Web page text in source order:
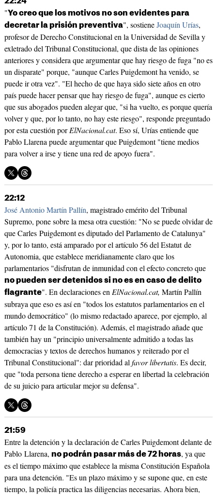
"Yo creo que los motivos no son evidentes para
decretar la prisión preventiva", sostieneJoaquín Urías,
profesor de Derecho Constitucional en la Universidad de Sevilla y
exletrado del Tribunal Constitucional, que dista de las opiniones
anteriores y considera que argumentar que hay riesgo de fuga "no es
un disparate" porque, "aunque Carles Puigdemont ha venido, se
puede ir otra vez". "El hecho de que haya sido siete años en otro
país puede hacer pensar que hay riesgo de fuga", aunque es cierto
que sus abogados pueden alegar que, "si ha vuelto, es porque quería
volver y que, por lo tanto, no hay este riesgo", responde preguntado
por esta cuestión porElNacional.cat. Eso sí, Urías entiende que
Pablo Llarena puede argumentar que Puigdemont "tiene medios
para volver a irse y tiene una red de apoyo fuera".
22:12
José Antonio Martín Pallín, magistrado emérito del Tribunal
Supremo, pone sobre la mesa otra cuestión: "No se puede olvidar de
que Carles Puigdemont es diputado del Parlamento de Catalunya"
y, por lo tanto, está amparado por el artículo 56 del Estatut de
Autonomia, que establece meridianamente claro que los
parlamentarios "disfrutan de inmunidad con el efecto concreto que
no pueden ser detenidos si no es en caso de delito
flagrante". En declaraciones enElNacional.cat, Martín Pallín
subraya que eso es así en "todos los estatutos parlamentarios en el
mundo democrático" (lo mismo redactado aparece, por ejemplo, al
artículo 71 de la Constitución). Además, el magistrado añade que
también hay un "principio universalmente admitido a todas las
democracias y textos de derechos humanos y reiterado por el
Tribunal Constitucional": dar prioridad alfavor libertatis. Es decir,
que "toda persona tiene derecho a esperar en libertad la celebración
de su juicio para articular mejor su defensa".
21:59
Entre la detención y la declaración de Carles Puigdemont delante de
Pablo Llarena, no podrán pasar más de 72 horas, ya que
es el tiempo máximo que establece la misma Constitución Española
para una detención. "Es un plazo máximo y se supone que, en este
tiempo, la policía practica las diligencias necesarias. Ahora bien,